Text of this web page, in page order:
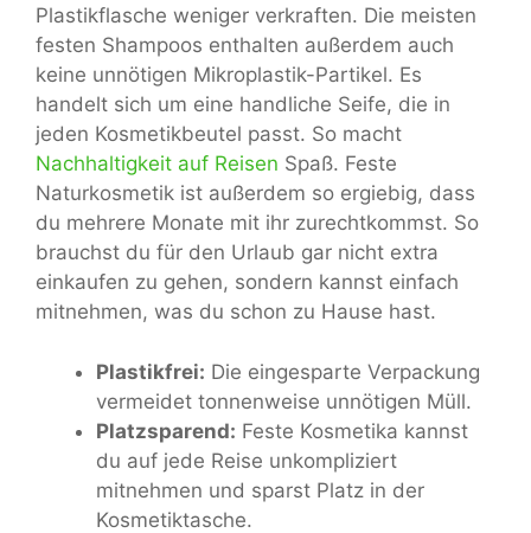
Plastikflasche weniger verkraften. Die meisten
festen Shampoos enthalten außerdem auch
keine unnötigen Mikroplastik-Partikel. Es
handelt sich um eine handliche Seife, die in
jeden Kosmetikbeutel passt. So macht
Nachhaltigkeit auf Reisen Spaß. Feste
Naturkosmetik ist außerdem so ergiebig, dass
du mehrere Monate mit ihr zurechtkommst. So
brauchst du für den Urlaub gar nicht extra
einkaufen zu gehen, sondern kannst einfach
mitnehmen, was du schon zu Hause hast.
Plastikfrei: Die eingesparte Verpackung
vermeidet tonnenweise unnötigen Müll.
Platzsparend: Feste Kosmetika kannst
du auf jede Reise unkompliziert
mitnehmen und sparst Platz in der
Kosmetiktasche.